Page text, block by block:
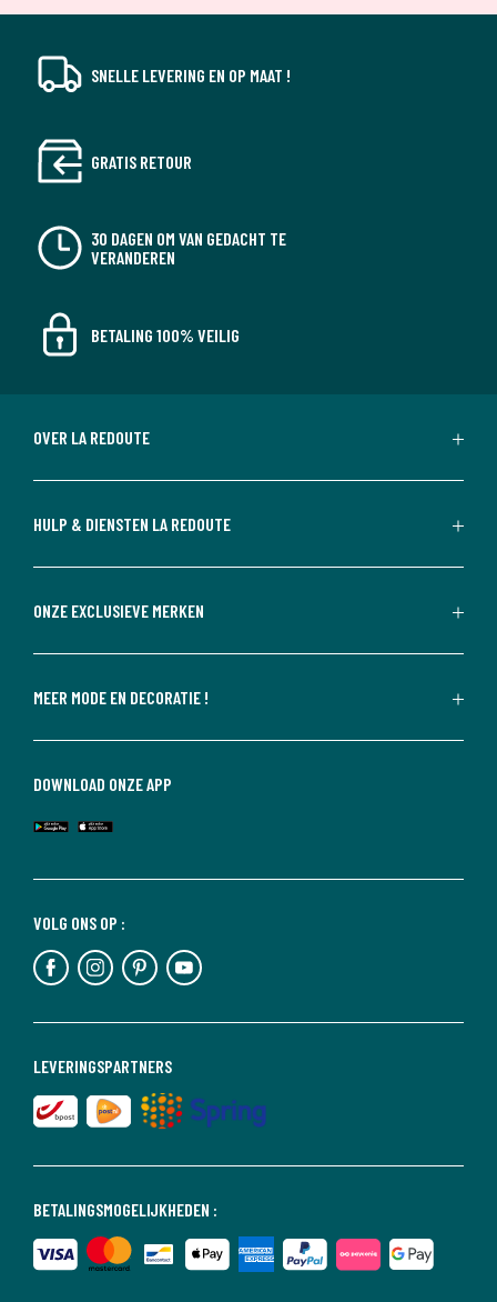
SNELLE LEVERING EN OP MAAT !
GRATIS RETOUR
30 DAGEN OM VAN GEDACHT TE
VERANDEREN
BETALING 100% VEILIG
OVER LA REDOUTE
HULP & DIENSTEN LA REDOUTE
ONZE EXCLUSIEVE MERKEN
MEER MODE EN DECORATIE !
BETALINGSMOGELIJKHEDEN :
LEVERINGSPARTNERS
VOLG ONS OP :
DOWNLOAD ONZE APP